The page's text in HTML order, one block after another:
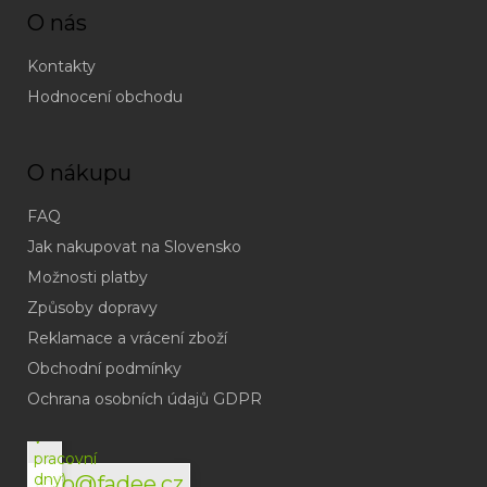
O nás
Kontakty
Hodnocení obchodu
O nákupu
FAQ
Jak nakupovat na Slovensko
Možnosti platby
Způsoby dopravy
Reklamace a vrácení zboží
Obchodní podmínky
Ochrana osobních údajů GDPR
(odpověď
do
v
pracovní
dny)